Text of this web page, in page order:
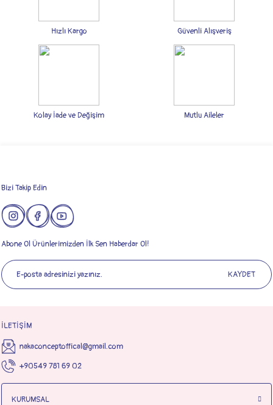
Ürün açıklamasında eksik bilgiler bulunuyor.
Ürün bilgilerinde hatalar bulunuyor.
Hızlı Kargo Güvenli Alışveriş
Kolay İade ve Değişim Mutlu Aileler
Bizi Takip Edin
Abone Ol Ürünlerimizden İlk Sen Haberdar Ol!
KAYDET
İLETİŞİM
nakaconceptoffical@gmail.com
+90549 781 69 02
KURUMSAL